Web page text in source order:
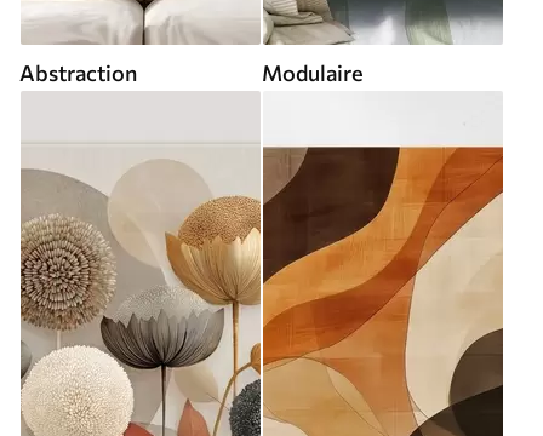
Abstraction Modulaire